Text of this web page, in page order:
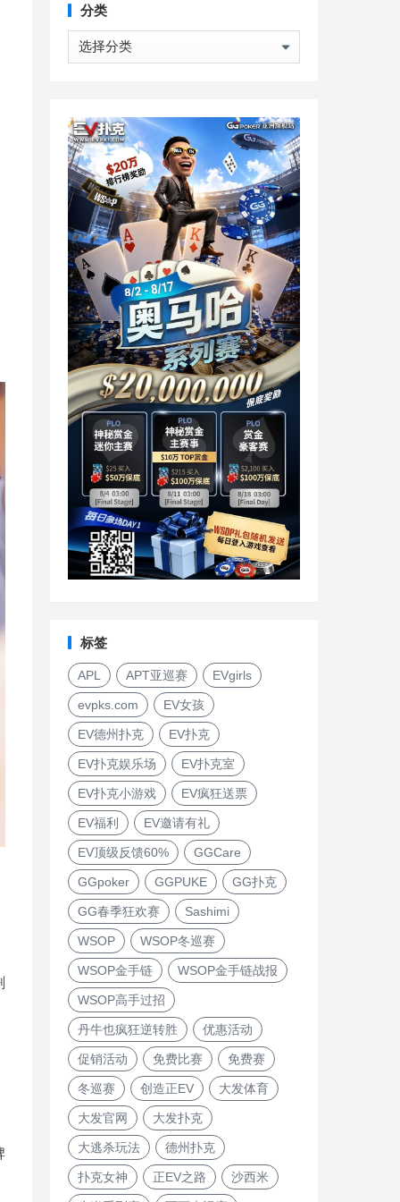
分类
分
类
标签
APL APT亚巡赛 EVgirls
evpks.com EV女孩
EV德州扑克 EV扑克
EV扑克娱乐场 EV扑克室
EV扑克小游戏 EV疯狂送票
EV福利 EV邀请有礼
EV顶级反馈60% GGCare
GGpoker GGPUKE GG扑克
GG春季狂欢赛 Sashimi
WSOP WSOP冬巡赛
WSOP金手链 WSOP金手链战报
WSOP高手过招
丹牛也疯狂逆转胜 优惠活动
促销活动 免费比赛 免费赛
冬巡赛 创造正EV 大发体育
大发官网 大发扑克
大逃杀玩法 德州扑克
扑克女神 正EV之路 沙西米